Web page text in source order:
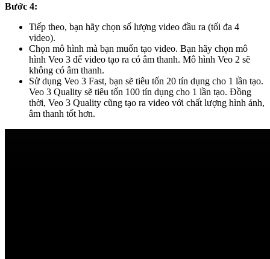
Bước 4:
Tiếp theo, bạn hãy chọn số lượng video đầu ra (tối đa 4
video).
Chọn mô hình mà bạn muốn tạo video. Bạn hãy chọn mô
hình Veo 3 để video tạo ra có âm thanh. Mô hình Veo 2 sẽ
không có âm thanh.
Sử dụng Veo 3 Fast, bạn sẽ tiêu tốn 20 tín dụng cho 1 lần tạo.
Veo 3 Quality sẽ tiêu tốn 100 tín dụng cho 1 lần tạo. Đồng
thời, Veo 3 Quality cũng tạo ra video với chất lượng hình ảnh,
âm thanh tốt hơn.